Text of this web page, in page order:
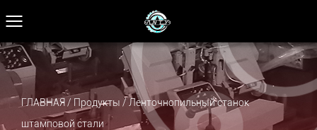
ГЛАВНАЯ / Продукты / Ленточнопильный станок
штамповой стали